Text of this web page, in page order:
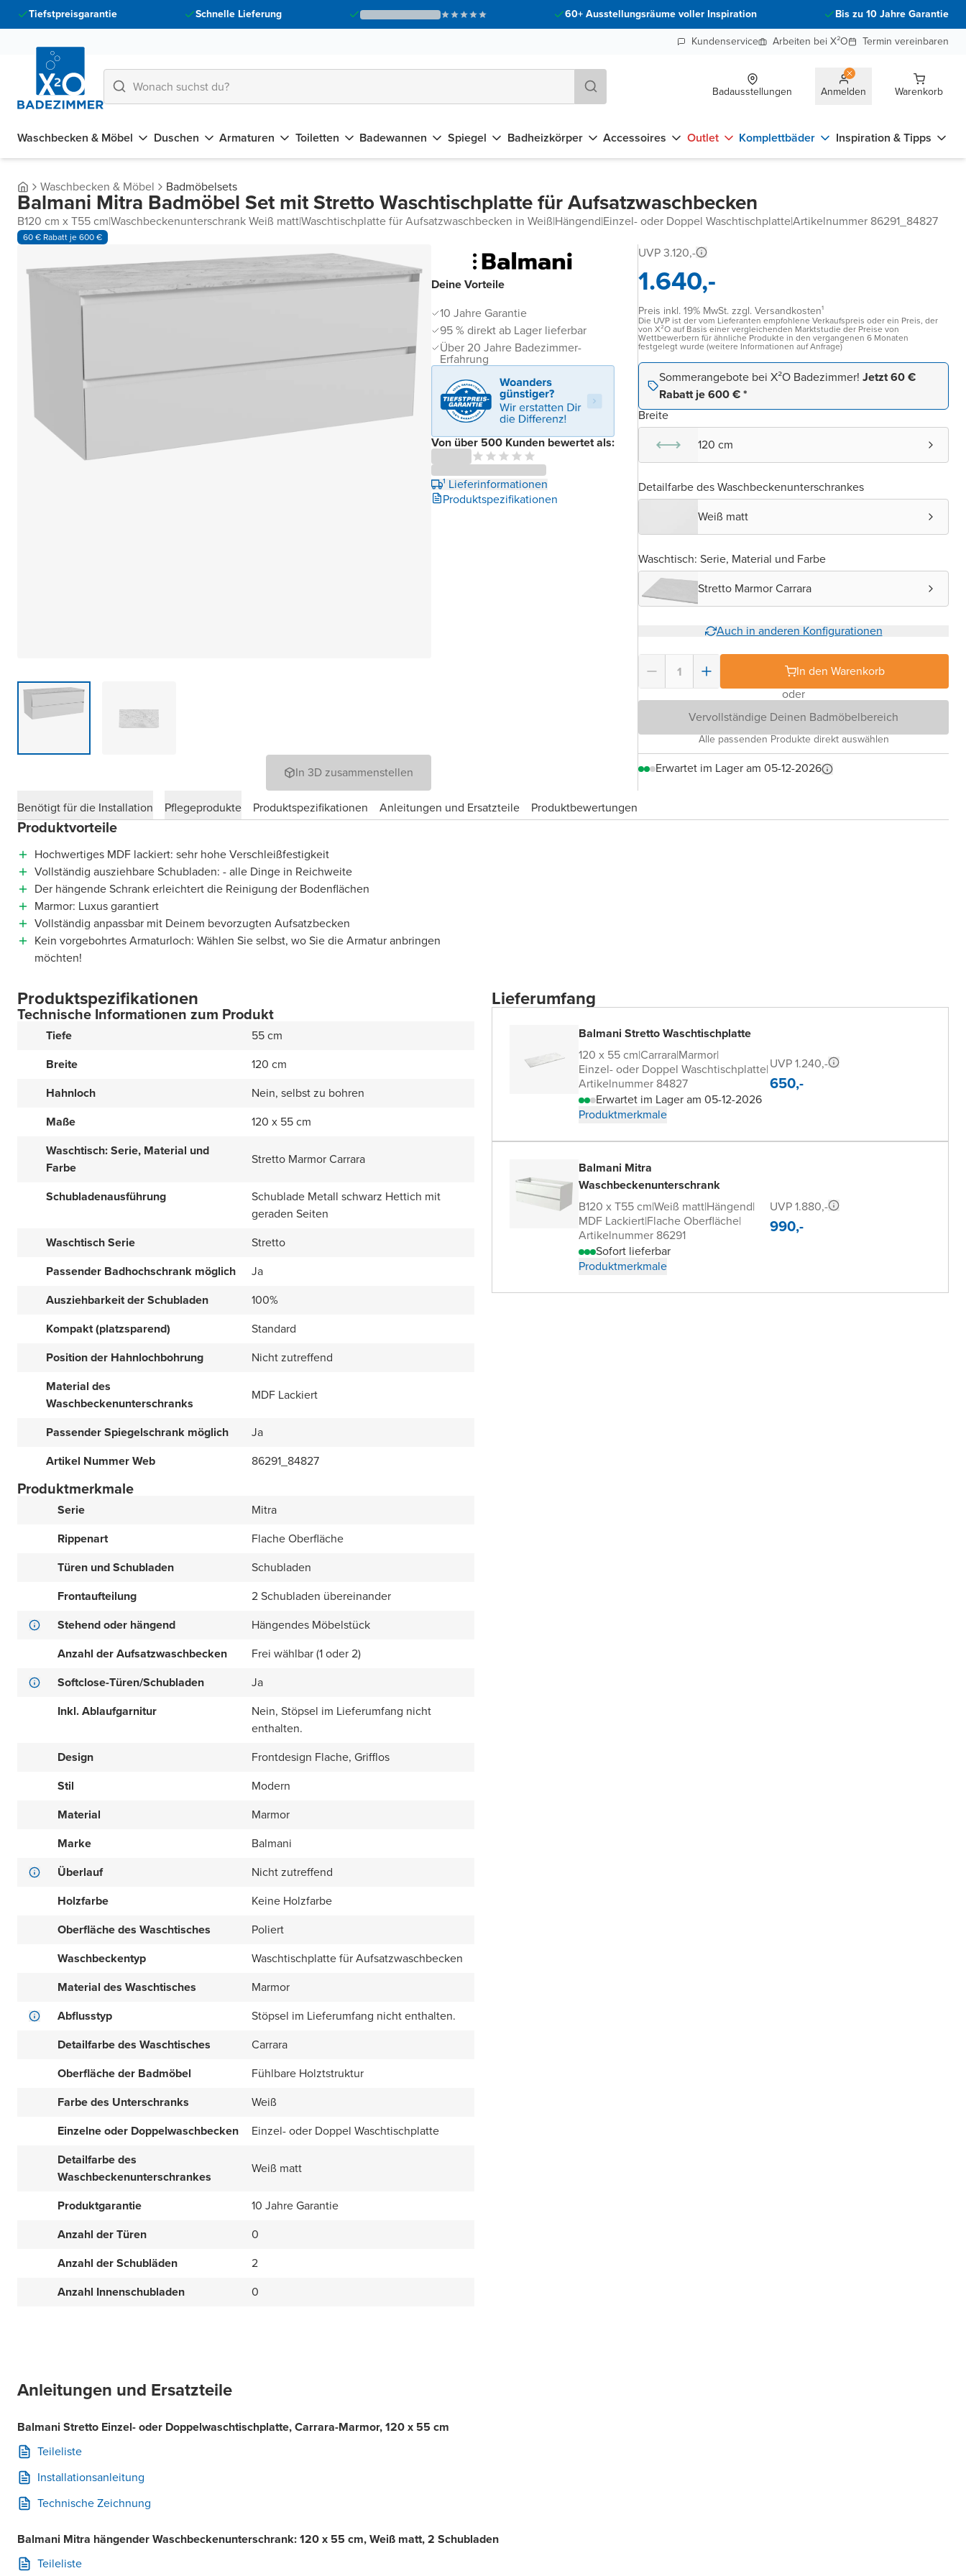
Tiefstpreisgarantie Schnelle Lieferung 60+ Ausstellungsräume voller Inspiration
Bis zu 10 Jahre Garantie
Kundenservice
Arbeiten bei X²O Termin vereinbaren
Badausstellungen Anmelden Warenkorb
Waschbecken & Möbel Duschen Armaturen Toiletten Badewannen Spiegel Badheizkörper Accessoires Outlet Komplettbäder Inspiration & Tipps
Waschbecken & Möbel Badmöbelsets
Balmani Mitra Badmöbel Set mit Stretto Waschtischplatte für Aufsatzwaschbecken
B120 cm x T55 cm|Waschbeckenunterschrank Weiß matt|Waschtischplatte für Aufsatzwaschbecken in Weiß|Hängend|Einzel- oder Doppel Waschtischplatte|Artikelnummer 86291_84827
60 € Rabatt je 600 €
In 3D zusammenstellen
Deine Vorteile
10 Jahre Garantie
95 % direkt ab Lager lieferbar
Über 20 Jahre Badezimmer-
Erfahrung
Von über 500 Kunden bewertet als:
¹ Lieferinformationen
Produktspezifikationen
UVP 3.120,-
1.640,-
Preis inkl. 19% MwSt. zzgl. Versandkosten¹
Die UVP ist der vom Lieferanten empfohlene Verkaufspreis oder ein Preis, der
von X²O auf Basis einer vergleichenden Marktstudie der Preise von
Wettbewerbern für ähnliche Produkte in den vergangenen 6 Monaten
festgelegt wurde (weitere Informationen auf Anfrage)
Sommerangebote bei X²O Badezimmer! Jetzt 60 €
Rabatt je 600 € *
Breite
120 cm
Detailfarbe des Waschbeckenunterschrankes
Weiß matt
Waschtisch: Serie, Material und Farbe
Stretto Marmor Carrara
Auch in anderen Konfigurationen
In den Warenkorb
oder
Vervollständige Deinen Badmöbelbereich
Alle passenden Produkte direkt auswählen
Erwartet im Lager am 05-12-2026
Benötigt für die Installation Pflegeprodukte Produktspezifikationen Anleitungen und Ersatzteile Produktbewertungen
Produktvorteile
Hochwertiges MDF lackiert: sehr hohe Verschleißfestigkeit
Vollständig ausziehbare Schubladen: - alle Dinge in Reichweite
Der hängende Schrank erleichtert die Reinigung der Bodenflächen
Marmor: Luxus garantiert
Vollständig anpassbar mit Deinem bevorzugten Aufsatzbecken
Kein vorgebohrtes Armaturloch: Wählen Sie selbst, wo Sie die Armatur anbringen
möchten!
Produktspezifikationen
Technische Informationen zum Produkt
Tiefe
55 cm
Breite
120 cm
Hahnloch
Nein, selbst zu bohren
Maße
120 x 55 cm
Waschtisch: Serie, Material und
Farbe
Stretto Marmor Carrara
Schubladenausführung
Schublade Metall schwarz Hettich mit
geraden Seiten
Waschtisch Serie
Stretto
Passender Badhochschrank möglich
Ja
Ausziehbarkeit der Schubladen
100%
Kompakt (platzsparend)
Standard
Position der Hahnlochbohrung
Nicht zutreffend
Material des
Waschbeckenunterschranks
MDF Lackiert
Passender Spiegelschrank möglich
Ja
Artikel Nummer Web
86291_84827
Produktmerkmale
Serie
Mitra
Rippenart
Flache Oberfläche
Türen und Schubladen
Schubladen
Frontaufteilung
2 Schubladen übereinander
Stehend oder hängend
Hängendes Möbelstück
Anzahl der Aufsatzwaschbecken
Frei wählbar (1 oder 2)
Softclose-Türen/Schubladen
Ja
Inkl. Ablaufgarnitur
Nein, Stöpsel im Lieferumfang nicht
enthalten.
Design
Frontdesign Flache, Grifflos
Stil
Modern
Material
Marmor
Marke
Balmani
Überlauf
Nicht zutreffend
Holzfarbe
Keine Holzfarbe
Oberfläche des Waschtisches
Poliert
Waschbeckentyp
Waschtischplatte für Aufsatzwaschbecken
Material des Waschtisches
Marmor
Abflusstyp
Stöpsel im Lieferumfang nicht enthalten.
Detailfarbe des Waschtisches
Carrara
Oberfläche der Badmöbel
Fühlbare Holztstruktur
Farbe des Unterschranks
Weiß
Einzelne oder Doppelwaschbecken
Einzel- oder Doppel Waschtischplatte
Detailfarbe des
Waschbeckenunterschrankes
Weiß matt
Produktgarantie
10 Jahre Garantie
Anzahl der Türen
0
Anzahl der Schubläden
2
Anzahl Innenschubladen
0
Lieferumfang
Balmani Stretto Waschtischplatte
120 x 55 cm|Carrara|Marmor|
Einzel- oder Doppel Waschtischplatte|
Artikelnummer 84827
Erwartet im Lager am 05-12-2026
Produktmerkmale
UVP 1.240,-
650,-
Balmani Mitra
Waschbeckenunterschrank
B120 x T55 cm|Weiß matt|Hängend|
MDF Lackiert|Flache Oberfläche|
Artikelnummer 86291
Sofort lieferbar
Produktmerkmale
UVP 1.880,-
990,-
Anleitungen und Ersatzteile
Balmani Stretto Einzel- oder Doppelwaschtischplatte, Carrara-Marmor, 120 x 55 cm
Teileliste
Installationsanleitung
Technische Zeichnung
Balmani Mitra hängender Waschbeckenunterschrank: 120 x 55 cm, Weiß matt, 2 Schubladen
Teileliste